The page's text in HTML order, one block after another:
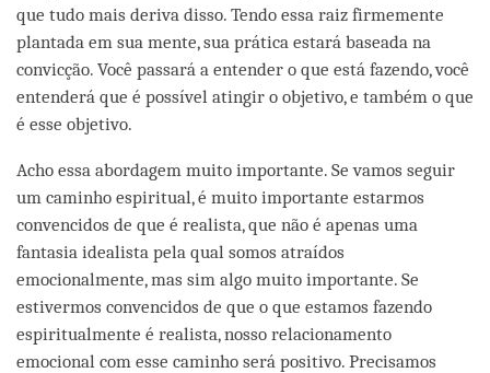
que tudo mais deriva disso. Tendo essa raiz firmemente
plantada em sua mente, sua prática estará baseada na
convicção. Você passará a entender o que está fazendo, você
entenderá que é possível atingir o objetivo, e também o que
é esse objetivo.
Acho essa abordagem muito importante. Se vamos seguir
um caminho espiritual, é muito importante estarmos
convencidos de que é realista, que não é apenas uma
fantasia idealista pela qual somos atraídos
emocionalmente, mas sim algo muito importante. Se
estivermos convencidos de que o que estamos fazendo
espiritualmente é realista, nosso relacionamento
emocional com esse caminho será positivo. Precisamos